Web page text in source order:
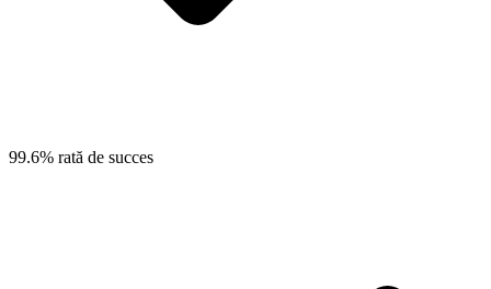
99.6% rată de succes